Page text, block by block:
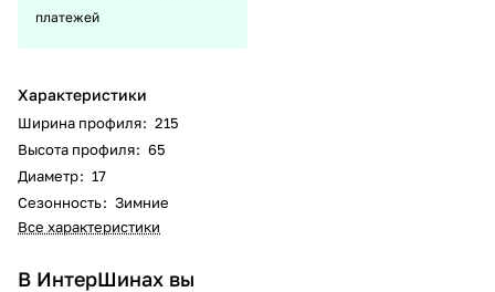
платежей
Характеристики
Ширина профиля: 215
Высота профиля: 65
Диаметр: 17
Сезонность: Зимние
Все характеристики
В ИнтерШинах вы